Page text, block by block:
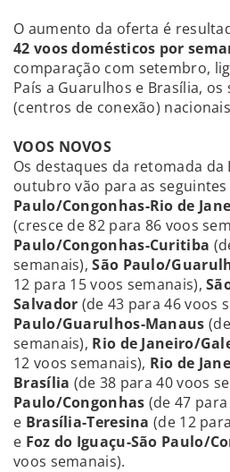
O aumento da oferta é
42 voos domésticos por
comparação com setembro,
País a Guarulhos e Brasília,
(centros de conexão)
VOOS NOVOS
Os destaques da retomada da
outubro vão para as
Paulo/Congonhas-Rio de
(cresce de 82 para 86 voos
Paulo/Congonhas-Curitiba
semanais),São Paulo/
12 para 15 voos semanais),
Salvador (de 43 para 46 voos
Paulo/Guarulhos-Manaus
semanais), Rio de Janeiro/
12 voos semanais), Rio de
Brasília (de 38 para 40 voos
Paulo/Congonhas (de 47
e Brasília-Teresina (de 12
e Foz do Iguaçu-São Paulo/
voos semanais).